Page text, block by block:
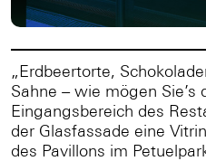
„Erdbeertorte,
Sahne – wie mögen
Eingangsbereich des
der Glasfassade eine
des Pavillons im